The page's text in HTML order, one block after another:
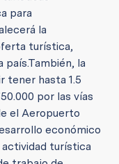
para
la
turística,
país.También, la
tener hasta 1.5
por las vías
el Aeropuerto
económico
actividad turística